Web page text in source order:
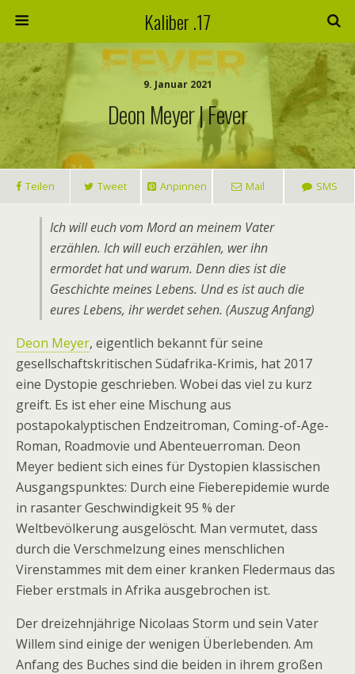
Kaliber .17
9. Januar 2021
Deon Meyer | Fever
Teilen Tweet Anpinnen Mail SMS
Ich will euch vom Mord an meinem Vater
erzählen. Ich will euch erzählen, wer ihn
ermordet hat und warum. Denn dies ist die
Geschichte meines Lebens. Und es ist auch die
eures Lebens, ihr werdet sehen. (Auszug Anfang)
Deon Meyer, eigentlich bekannt für seine
gesellschaftskritischen Südafrika-Krimis, hat 2017
eine Dystopie geschrieben. Wobei das viel zu kurz
greift. Es ist eher eine Mischung aus
postapokalyptischen Endzeitroman, Coming-of-Age-
Roman, Roadmovie und Abenteuerroman. Deon
Meyer bedient sich eines für Dystopien klassischen
Ausgangspunktes: Durch eine Fieberepidemie wurde
in rasanter Geschwindigkeit 95 % der
Weltbevölkerung ausgelöscht. Man vermutet, dass
durch die Verschmelzung eines menschlichen
Virenstammes mit dem einer kranken Fledermaus das
Fieber erstmals in Afrika ausgebrochen ist.
Der dreizehnjährige Nicolaas Storm und sein Vater
Willem sind einige der wenigen Überlebenden. Am
Anfang des Buches sind die beiden in ihrem großen